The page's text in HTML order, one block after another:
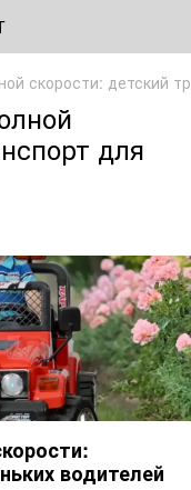
скорости: детский
для
водителей